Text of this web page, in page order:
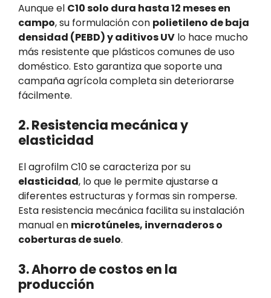
Aunque el C10 solo dura hasta 12 meses en
campo, su formulación con polietileno de baja
densidad (PEBD) y aditivos UV lo hace mucho
más resistente que plásticos comunes de uso
doméstico. Esto garantiza que soporte una
campaña agrícola completa sin deteriorarse
fácilmente.
2. Resistencia mecánica y
elasticidad
El agrofilm C10 se caracteriza por su
elasticidad, lo que le permite ajustarse a
diferentes estructuras y formas sin romperse.
Esta resistencia mecánica facilita su instalación
manual en microtúneles, invernaderos o
coberturas de suelo.
3. Ahorro de costos en la
producción